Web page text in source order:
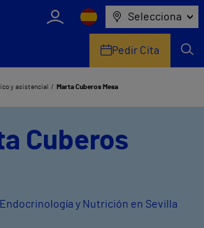
Selecciona
Pedir Cita
y asistencial Marta Cuberos Mesa
Cuberos
Endocrinología y Nutrición en Sevilla